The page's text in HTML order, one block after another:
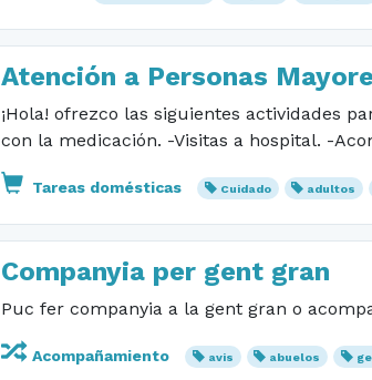
Atención a Personas
¡Hola! ofrezco las siguientes actividades
con la medicación. -Visitas a hospital. -
Tareas domésticas Cuidado adultos
Companyia per gent gran
Puc fer companyia a la gent gran o
Acompañamiento avis abuelos